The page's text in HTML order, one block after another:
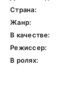
Страна:
Жанр:
В качестве:
Режиссер:
В ролях: